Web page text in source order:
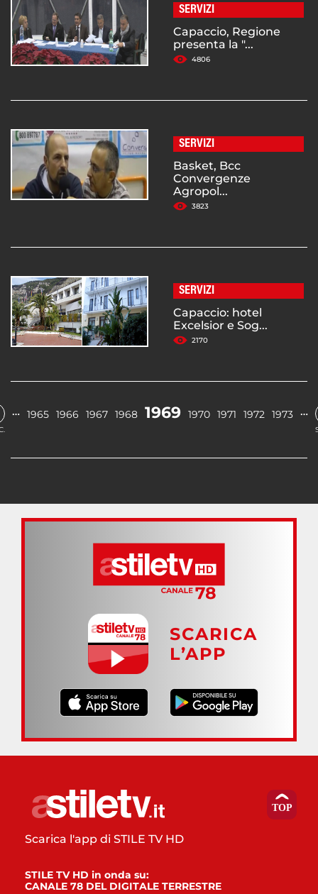
SERVIZI
Capaccio, Regione
presenta la "...
4806
SERVIZI
Basket, Bcc
Convergenze
Agropol...
3823
SERVIZI
Capaccio: hotel
Excelsior e Sog...
2170
… 1965 1966 1967 1968 1969 1970 1971 1972 1973 …
SCARICA
L’APP
Scarica l'app di STILE TV HD
STILE TV HD in onda su:
CANALE 78 DEL DIGITALE TERRESTRE